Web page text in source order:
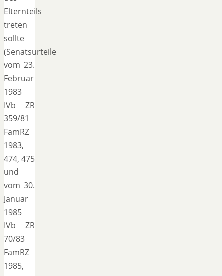
Elternteils
treten
sollte
(Senatsurteile
vom 23.
Februar
1983
IVb ZR
359/81
FamRZ
1983,
474, 475
und
vom 30.
Januar
1985
IVb ZR
70/83
FamRZ
1985,